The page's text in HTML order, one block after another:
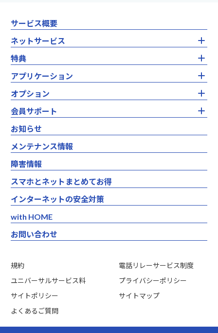
au 5Gを中心に3つのネットワークから最適な回線を自
動で選択し利用するサービスです。
詳しくはこちら
フレッツプラン（ADSL）
NTT東西のフレッツADSLに対応したプロバイダサービ
スです。
詳しくはこちら
WiMAX2+プラン
UQコミュニケーションズのWiMAX2+回線を利用する
サービスです。
詳しくはこちら
モバイルプラン（DL）
NTTドコモのモバイル回線に対応したプロバイダサー
ビスです。
フレッツプラン（ISDN）
NTT東西のフレッツISDNに対応したプロバイダサービ
スです。
詳しくはこちら
サービス概要
ネットサービス
ネットサービス トップ
固定回線
エディオンネット基本パック
ドコモ光コラボプラン
エンジョイ☆コミュファ光
エンジョイ☆auひかり
フレッツプラン光
モバイル回線
WiMAX+5G(S)
特典
特典 トップ
フレッツプラン サービス基本料・プロバイダ料最大３ヶ月
無料
エディオンカードお支払い割引特典
エンジョイご安心サポートE
アプリケーション
アプリケーション トップ
ノートン セキュリティ
ウイルスバスター クラウド 月額版
ノートン IDアドバイザー
カスペルスキーセキュリティ
i-フィルター 月額版
タブホ
ソフト使い放題
WPS Office
オプション
オプション トップ
メールアドレス追加サービス
ウイルスチェックサービス（迷惑メールフィルタ機能付
き）
グローバルIPオプション
会員サポート
会員サポート トップ
登録照会・利用状況照会
セキュリティ対策
テクニカルサポート
Q&A
お知らせ
メンテナンス情報
障害情報
スマホとネットまとめてお得
インターネットの安全対策
with HOME
お問い合わせ
規約
電話リレーサービス制度
ユニバーサルサービス料
プライバシーポリシー
サイトポリシー
サイトマップ
よくあるご質問